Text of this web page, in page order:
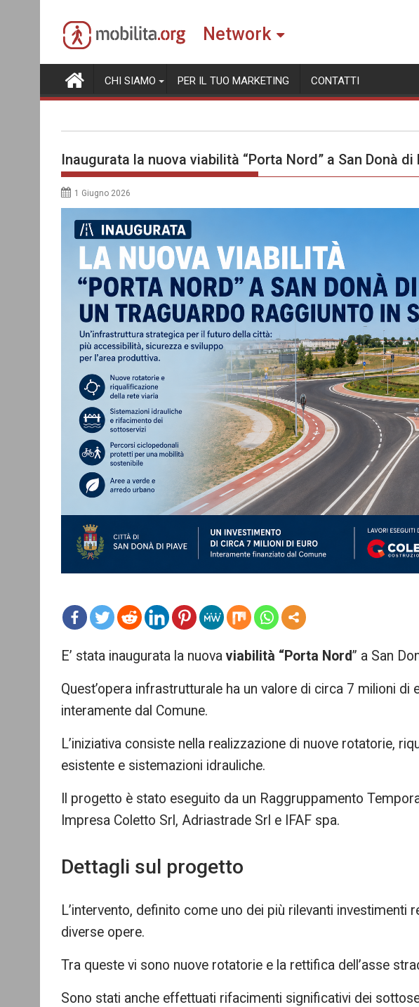
content
Network
CHI SIAMO PER IL TUO MARKETING CONTATTI
Inaugurata la nuova viabilità “Porta Nord” a San Donà di
1 Giugno 2026
re
E’ stata inaugurata la nuovaviabilità “Porta Nord” a San
Quest’opera infrastrutturale ha un valore di circa 7 milioni di
interamente dal Comune.
L’iniziativa consiste nella realizzazione di nuove rotatorie,
esistente e sistemazioni idrauliche.
Il progetto è stato eseguito da un Raggruppamento
Impresa Coletto Srl, Adriastrade Srl e IFAF spa.
Dettagli sul progetto
L’intervento, definito come uno dei più rilevanti investimenti
diverse opere.
Tra queste vi sono nuove rotatorie e la rettifica dell’asse
Sono stati anche effettuati rifacimenti significativi dei